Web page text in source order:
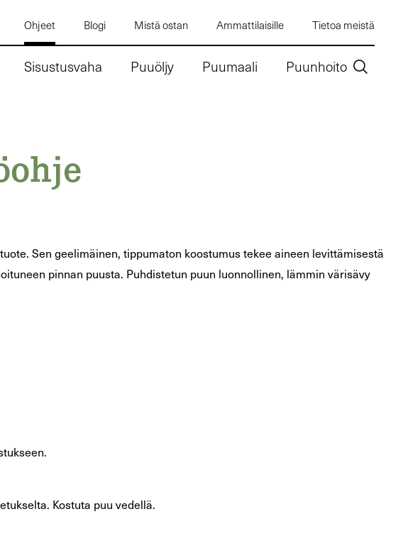
Ohjeet Blogi Mistä ostan Ammattilaisille Tietoa meistä
Sisustusvaha Puuöljy Puumaali Puunhoito
Sen geelimäinen, tippumaton koostumus tekee aineen levittämisestä
pinnan puusta. Puhdistetun puun luonnollinen, lämmin värisävy
Kostuta puu vedellä.